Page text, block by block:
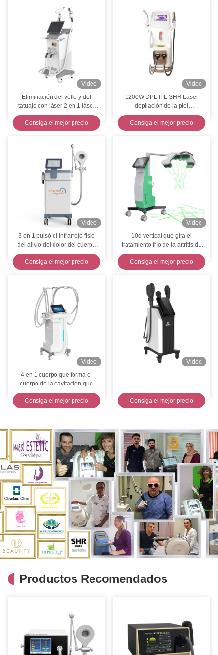
Video
Eliminación del vello y del
tatuaje con láser 2 en 1 láser
multifuncional Pico Segundo Nd
Yag
Consiga el mejor precio
Video
1200W DPL IPL SHR Laser
depilación de la piel
apretamiento de la máquina de
belleza
Consiga el mejor precio
Video
3 en 1 pulsó el infrarrojo fisio
del alivio del dolor del cuerpo
de máquina de la terapia del
magneto
Consiga el mejor precio
Video
10d vertical que gira el
tratamiento frío de la artritis de
la rodilla del peso de la pérdida
de la máquina del laser de
Maxlipo
Consiga el mejor precio
Video
4 en 1 cuerpo que forma el
cuerpo de la cavitación que
adelgaza el Portable de la
máquina garantía de 1 año
Consiga el mejor precio
Video
Consiga el mejor precio
Productos Recomendados